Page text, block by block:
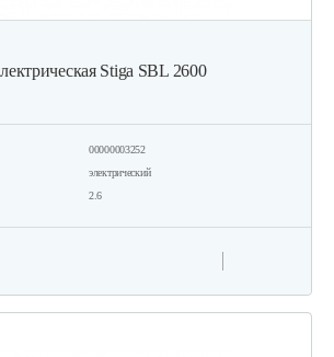
Stiga SBL 2600
00000003252
электрический
2.6